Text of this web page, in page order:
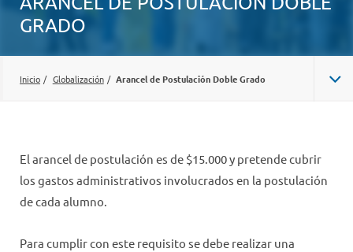
GRADO
Inicio / Globalización / Arancel de Postulación Doble Grado
El arancel de postulación es de $15.000 y pretende cubrir
los gastos administrativos involucrados en la postulación
de cada alumno.
Para cumplir con este requisito se debe realizar una